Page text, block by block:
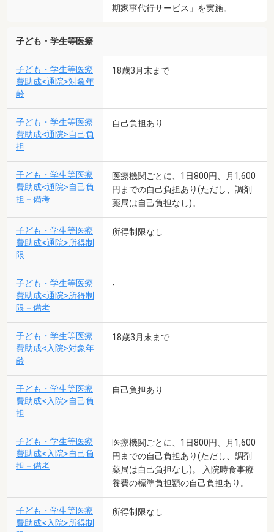
期家事代行サービス」を実施。
子ども・学生等医療
子ども・学生等医療
費助成<通院>対象年
齢
18歳3月末まで
子ども・学生等医療
費助成<通院>自己負
担
自己負担あり
子ども・学生等医療
費助成<通院>自己負
担－備考
医療機関ごとに、1日800円、月1,600
円までの自己負担あり(ただし、調剤
薬局は自己負担なし)。
子ども・学生等医療
費助成<通院>所得制
限
所得制限なし
子ども・学生等医療
費助成<通院>所得制
限－備考
-
子ども・学生等医療
費助成<入院>対象年
齢
18歳3月末まで
子ども・学生等医療
費助成<入院>自己負
担
自己負担あり
子ども・学生等医療
費助成<入院>自己負
担－備考
医療機関ごとに、1日800円、月1,600
円までの自己負担あり(ただし、調剤
薬局は自己負担なし)。 入院時食事療
養費の標準負担額の自己負担あり。
子ども・学生等医療
費助成<入院>所得制
所得制限なし